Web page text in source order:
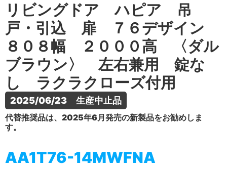
リビングドア ハピア 吊
戸・引込 扉 ７６デザイン
８０８幅 ２０００高 〈ダル
ブラウン〉 左右兼用 錠な
し ラクラクローズ付用
2025/06/23　生産中止品
代替推奨品は、2025年6月発売の新製品をお勧めしま
す。
AA1T76-14MWFNA